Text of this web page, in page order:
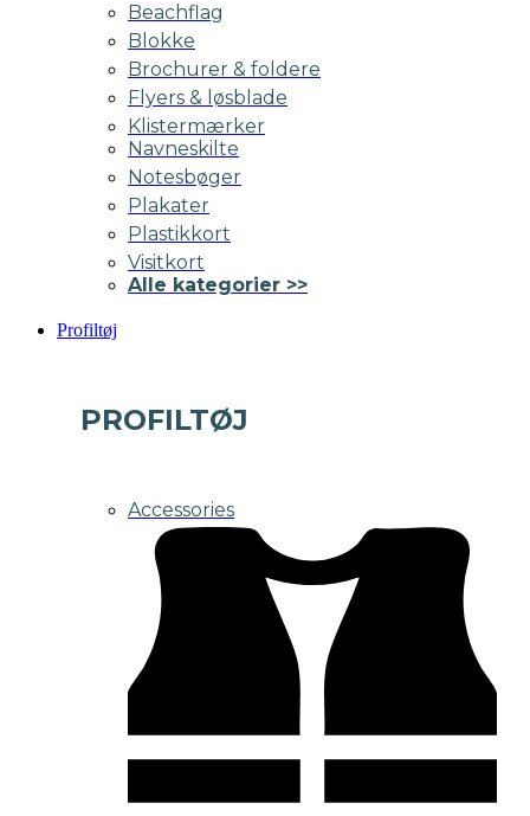
Beachflag
Blokke
Brochurer & foldere
Flyers & løsblade
Klistermærker
Navneskilte
Notesbøger
Plakater
Plastikkort
Visitkort
Alle kategorier >>
Profiltøj
PROFILTØJ
Accessories